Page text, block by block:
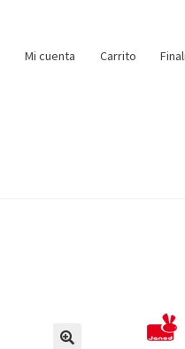
Mi cuenta Carrito